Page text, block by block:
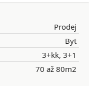
Prodej
Byt
3+kk, 3+1
70 až 80m2